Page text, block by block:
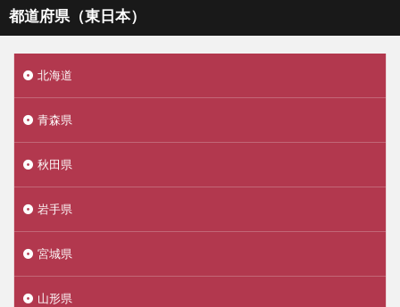
都道府県（東日本）
北海道
青森県
秋田県
岩手県
宮城県
山形県